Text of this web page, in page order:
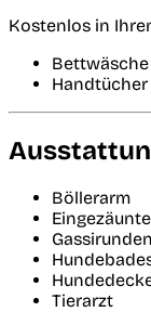
Kostenlos in
Handtücher
Böllerarm
Tierarzt